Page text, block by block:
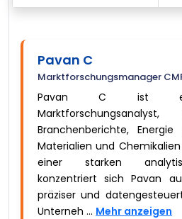
Pavan C
Marktforschungsmanager
Pavan C ist ein
Branchenberichte,
Materialien und
einer starken
konzentriert sich Pavan
präziser und
Unterneh ... Mehr anzeigen